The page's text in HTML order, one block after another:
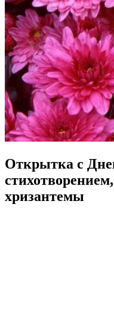
Открытка с
хризантемы